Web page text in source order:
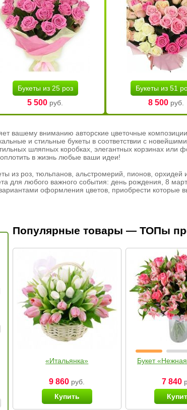
Букеты из 25 роз
5 500 руб.
Букеты из 51
8 500руб.
вашему вниманию авторские цветочные
и стильные букеты в соответствии с
шляпных коробках, элегантных корзинах
в жизнь любые ваши идеи!
из роз, тюльпанов, альстромерий, пионов, орхидей
для любого важного события: день рождения, 8
оформления цветов, приобрести которые
Популярные товары — ТОПы
«Итальянка»
9 860 руб.
Купить
Букет
7 840